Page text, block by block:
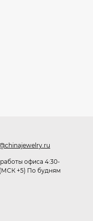
Ободок F21530
офиса 4:30-
(МСК +5) По будням